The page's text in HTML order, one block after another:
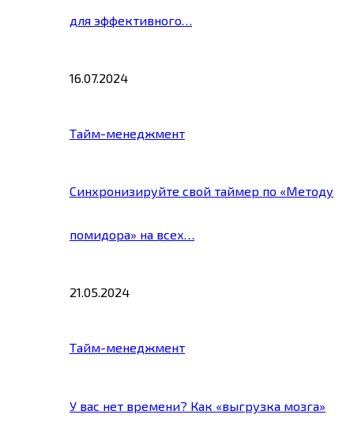
для эффективного…
16.07.2024
Тайм-менеджмент
Синхронизируйте свой таймер по «Методу
помидора» на всех…
21.05.2024
Тайм-менеджмент
У вас нет времени? Как «выгрузка мозга»